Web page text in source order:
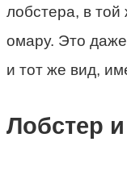
лобстера, в той
омару. Это
и тот же вид,
Лобстер